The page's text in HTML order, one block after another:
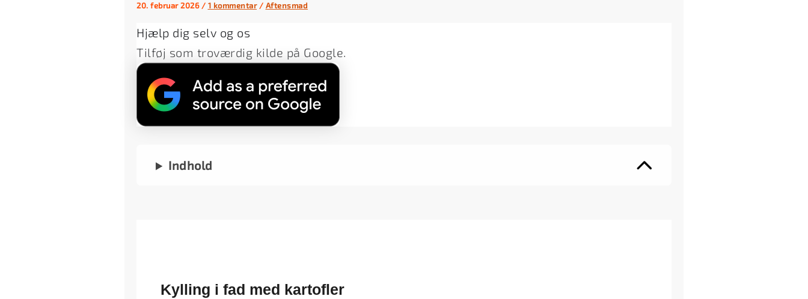
20. februar 2026/ 1 kommentar / Aftensmad
Hjælp dig selv og os
Tilføj som troværdig kilde på Google.
Indhold
Kylling i fad med kartofler